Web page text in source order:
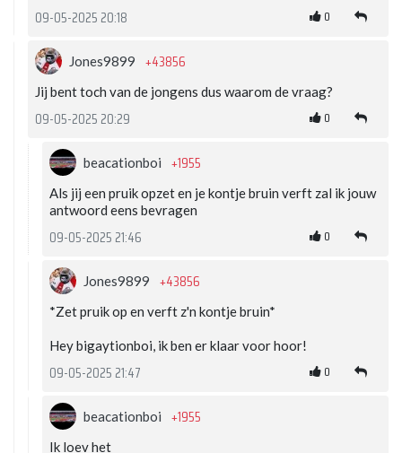
09-05-2025 20:18 0
Jones9899 +43856
Jij bent toch van de jongens dus waarom de vraag?
09-05-2025 20:29 0
beacationboi +1955
Als jij een pruik opzet en je kontje bruin verft zal ik jouw
antwoord eens bevragen
09-05-2025 21:46 0
Jones9899 +43856
*Zet pruik op en verft z'n kontje bruin*
Hey bigaytionboi, ik ben er klaar voor hoor!
09-05-2025 21:47 0
beacationboi +1955
Ik loev het